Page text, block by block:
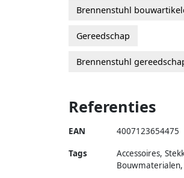
Brennenstuhl
Gereedschap
Brennenstuhl
Referenties
EAN 4007123654475
Tags
Accessoires,